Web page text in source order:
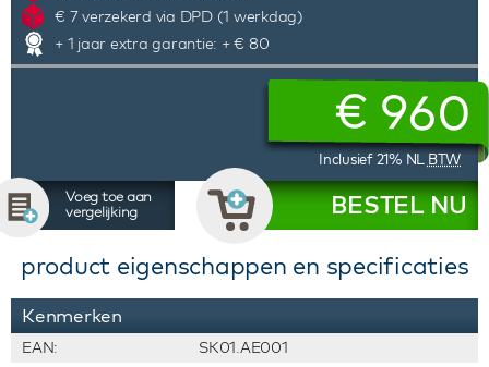
€ 7 verzekerd via DPD (1 werkdag)
+ 1 jaar extra garantie: + € 80
€ 960
Inclusief 21% NL BTW
Voeg toe aan
vergelijking
BESTEL NU
product eigenschappen en specificaties
Kenmerken
EAN: SK01.AE001